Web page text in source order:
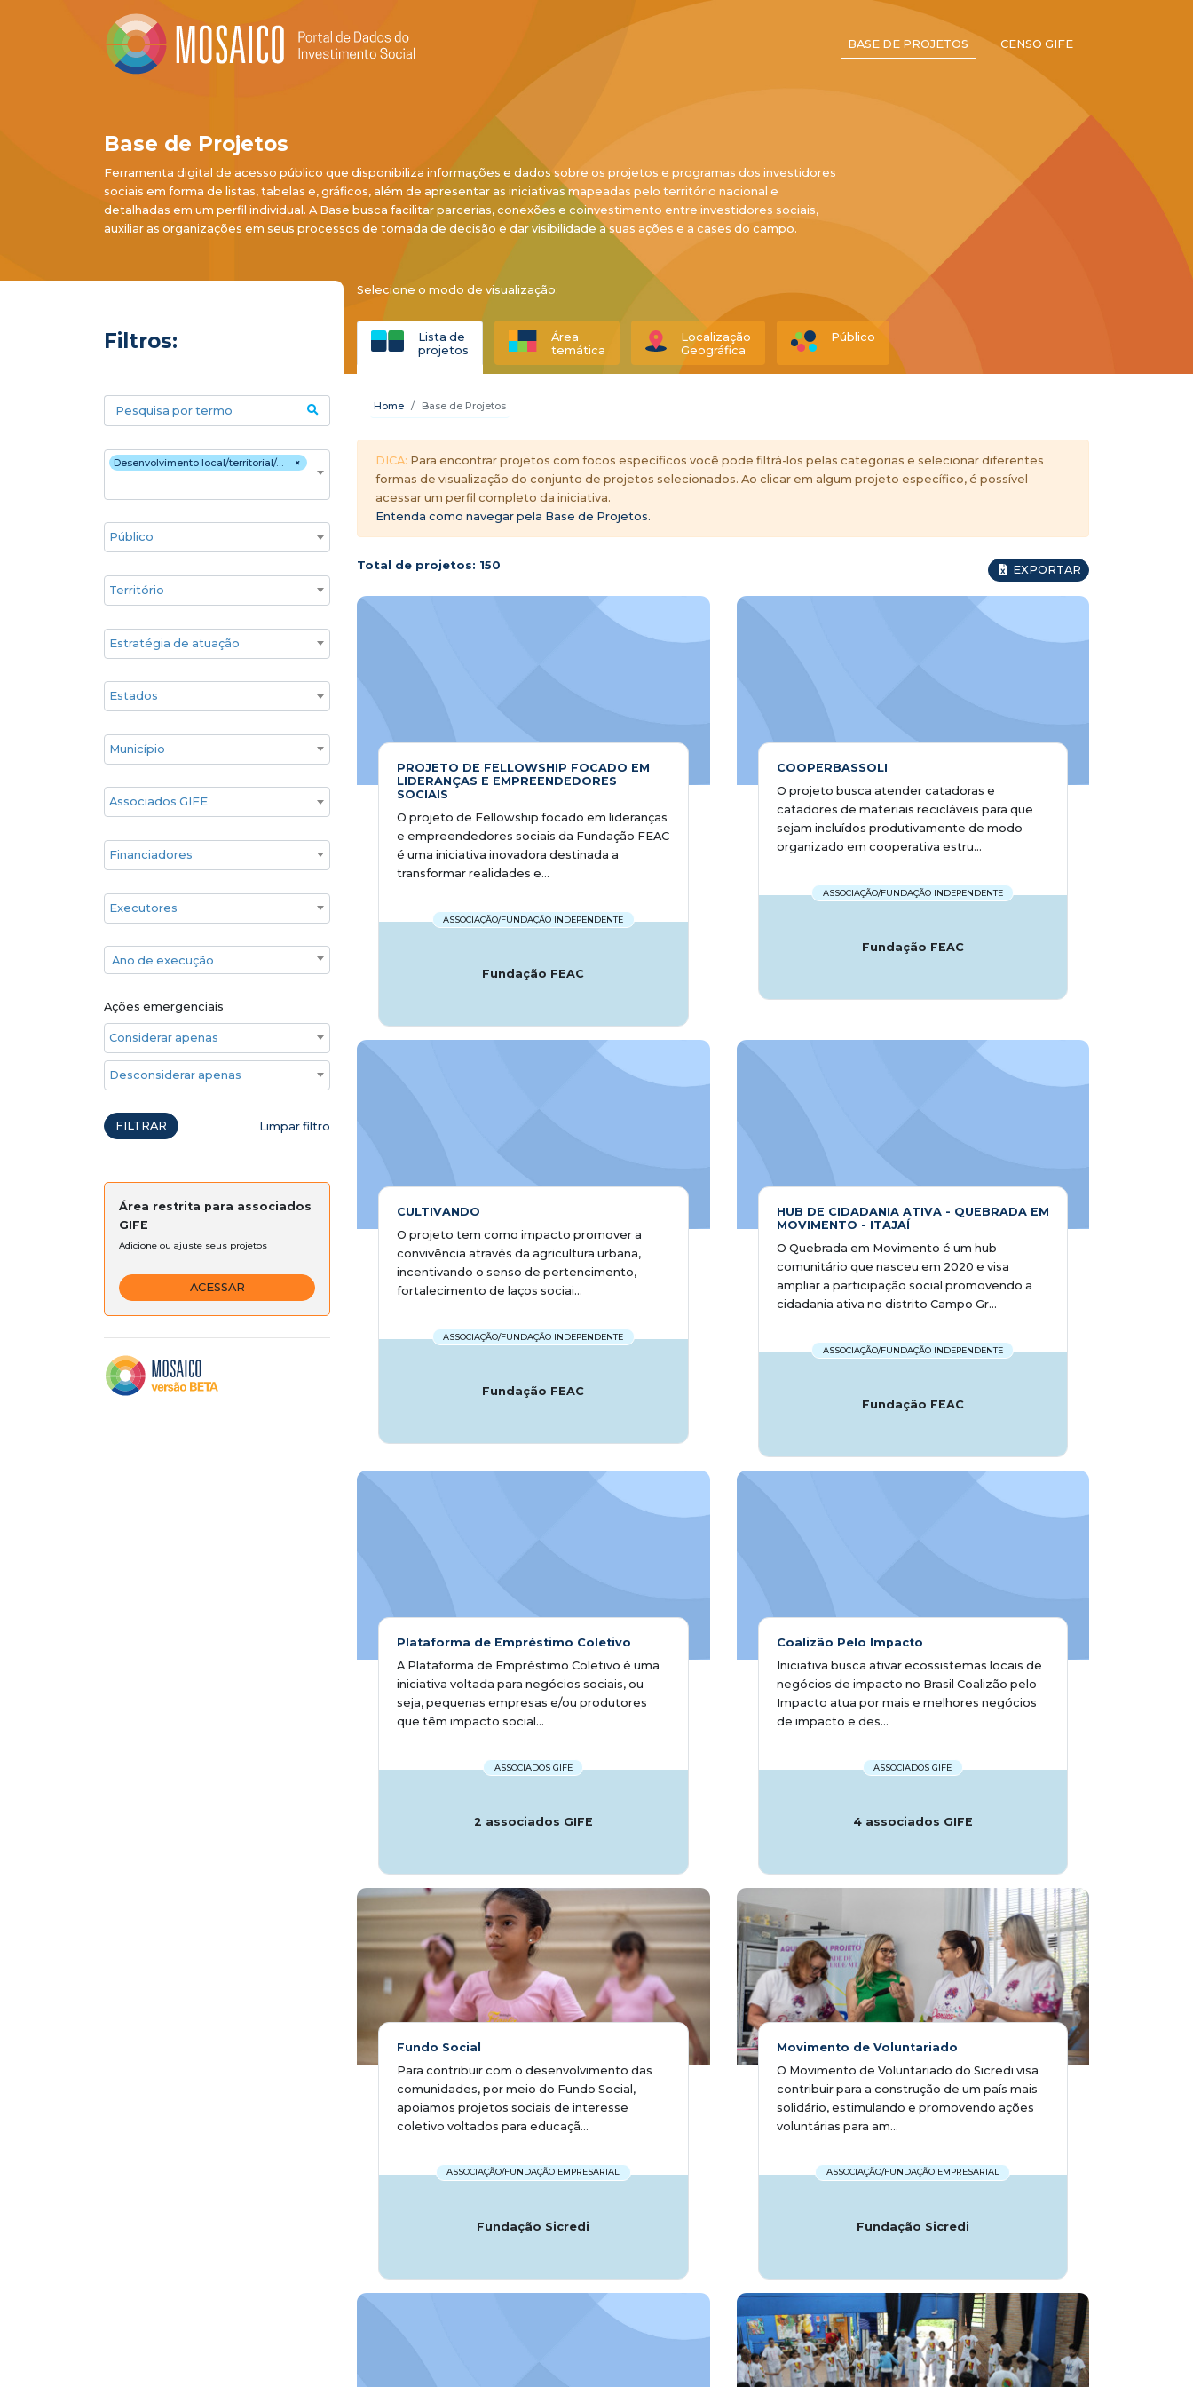
BASE DE PROJETOS CENSO GIFE
Base de Projetos
Ferramenta digital de acesso público que disponibiliza informações e dados sobre os projetos e programas dos investidores
sociais em forma de listas, tabelas e, gráficos, além de apresentar as iniciativas mapeadas pelo território nacional e
detalhadas em um perfil individual. A Base busca facilitar parcerias, conexões e coinvestimento entre investidores sociais,
auxiliar as organizações em seus processos de tomada de decisão e dar visibilidade a suas ações e a cases do campo.
Filtros:
Selecione o modo de visualização:
Lista de
projetos
Área
temática
Localização
Geográfica
Público
Pesquisa por termo
Áreas temáticas ×
Desenvolvimento local/territorial/comunitário/de base
Público
Territórios
Estratégia de atuação
Estado
Cidade
Associados GIFE
Financiadores
Executores
Ano de execução
Ano de execução
Ações emergenciais
Considerar apenas ações emergenciais
Desconsiderar apenas ações emergenciais
FILTRAR Limpar filtro
Área restrita para associados
GIFE
Adicione ou ajuste seus projetos
ACESSAR
Home Base de Projetos
DICA: Para encontrar projetos com focos específicos você pode filtrá-los pelas categorias e selecionar diferentes
formas de visualização do conjunto de projetos selecionados. Ao clicar em algum projeto específico, é possível
acessar um perfil completo da iniciativa.
Entenda como navegar pela Base de Projetos.
Total de projetos: 150 EXPORTAR
PROJETO DE FELLOWSHIP FOCADO EM
LIDERANÇAS E EMPREENDEDORES
SOCIAIS
O projeto de Fellowship focado em lideranças
e empreendedores sociais da Fundação FEAC
é uma iniciativa inovadora destinada a
transformar realidades e...
ASSOCIAÇÃO/FUNDAÇÃO INDEPENDENTE
Fundação FEAC
COOPERBASSOLI
O projeto busca atender catadoras e
catadores de materiais recicláveis para que
sejam incluídos produtivamente de modo
organizado em cooperativa estru...
ASSOCIAÇÃO/FUNDAÇÃO INDEPENDENTE
Fundação FEAC
CULTIVANDO
O projeto tem como impacto promover a
convivência através da agricultura urbana,
incentivando o senso de pertencimento,
fortalecimento de laços sociai...
ASSOCIAÇÃO/FUNDAÇÃO INDEPENDENTE
Fundação FEAC
HUB DE CIDADANIA ATIVA - QUEBRADA EM
MOVIMENTO - ITAJAÍ
O Quebrada em Movimento é um hub
comunitário que nasceu em 2020 e visa
ampliar a participação social promovendo a
cidadania ativa no distrito Campo Gr...
ASSOCIAÇÃO/FUNDAÇÃO INDEPENDENTE
Fundação FEAC
Plataforma de Empréstimo Coletivo
A Plataforma de Empréstimo Coletivo é uma
iniciativa voltada para negócios sociais, ou
seja, pequenas empresas e/ou produtores
que têm impacto social...
ASSOCIADOS GIFE
2 associados GIFE
Coalizão Pelo Impacto
Iniciativa busca ativar ecossistemas locais de
negócios de impacto no Brasil Coalizão pelo
Impacto atua por mais e melhores negócios
de impacto e des...
ASSOCIADOS GIFE
4 associados GIFE
Fundo Social
Para contribuir com o desenvolvimento das
comunidades, por meio do Fundo Social,
apoiamos projetos sociais de interesse
coletivo voltados para educaçã...
ASSOCIAÇÃO/FUNDAÇÃO EMPRESARIAL
Fundação Sicredi
Movimento de Voluntariado
O Movimento de Voluntariado do Sicredi visa
contribuir para a construção de um país mais
solidário, estimulando e promovendo ações
voluntárias para am...
ASSOCIAÇÃO/FUNDAÇÃO EMPRESARIAL
Fundação Sicredi